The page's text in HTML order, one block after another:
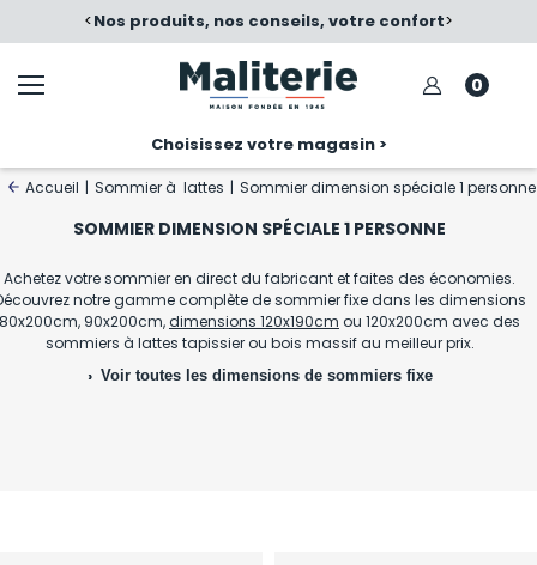
<Nos produits, nos conseils, votre confort>
0
Choisissez votre magasin >
Accueil | Sommier à lattes | Sommier dimension spéciale 1 personne
SOMMIER DIMENSION SPÉCIALE 1 PERSONNE
Achetez votre sommier en direct du fabricant et faites des économies.
notre gamme complète de sommier fixe dans les dimensions
80x200cm, 90x200cm,dimensions 120x190cm ou 120x200cm avec des
sommiers à lattes tapissier ou bois massif au meilleur prix.
Voir toutes les dimensions de sommiers fixe